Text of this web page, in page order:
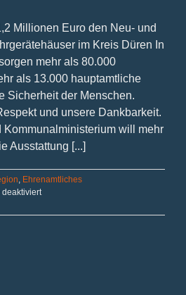
Millionen Euro den Neu- und
im Kreis Düren In
mehr als 80.000
als 13.000 hauptamtliche
Sicherheit der Menschen.
und unsere Dankbarkeit.
Kommunalministerium will mehr
Ausstattung [...]
, Ehrenamtliches
deaktiviertfür
unsere